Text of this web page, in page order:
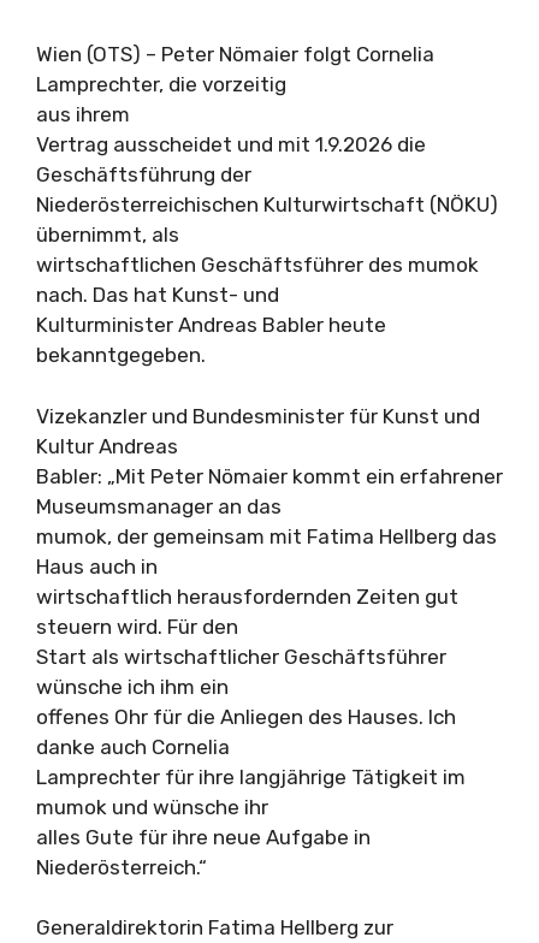
Wien (OTS) – Peter Nömaier folgt Cornelia
Lamprechter, die vorzeitig
aus ihrem
Vertrag ausscheidet und mit 1.9.2026 die
Geschäftsführung der
Niederösterreichischen Kulturwirtschaft (NÖKU)
übernimmt, als
wirtschaftlichen Geschäftsführer des mumok
nach. Das hat Kunst- und
Kulturminister Andreas Babler heute
bekanntgegeben.
Vizekanzler und Bundesminister für Kunst und
Kultur Andreas
Babler: „Mit Peter Nömaier kommt ein erfahrener
Museumsmanager an das
mumok, der gemeinsam mit Fatima Hellberg das
Haus auch in
wirtschaftlich herausfordernden Zeiten gut
steuern wird. Für den
Start als wirtschaftlicher Geschäftsführer
wünsche ich ihm ein
offenes Ohr für die Anliegen des Hauses. Ich
danke auch Cornelia
Lamprechter für ihre langjährige Tätigkeit im
mumok und wünsche ihr
alles Gute für ihre neue Aufgabe in
Niederösterreich.“
Generaldirektorin Fatima Hellberg zur